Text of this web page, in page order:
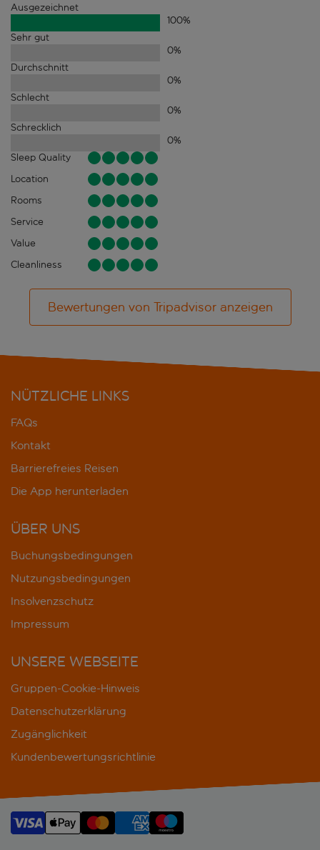
Ausgezeichnet
100%
Sehr gut
0%
Durchschnitt
0%
Schlecht
0%
Schrecklich
0%
Sleep Quality
Location
Rooms
Service
Value
Cleanliness
Bewertungen von Tripadvisor anzeigen
NÜTZLICHE LINKS
FAQs
Kontakt
Barrierefreies Reisen
Die App herunterladen
ÜBER UNS
Buchungsbedingungen
Nutzungsbedingungen
Insolvenzschutz
Impressum
UNSERE WEBSEITE
Gruppen-Cookie-Hinweis
Datenschutzerklärung
Zugänglichkeit
Kundenbewertungsrichtlinie